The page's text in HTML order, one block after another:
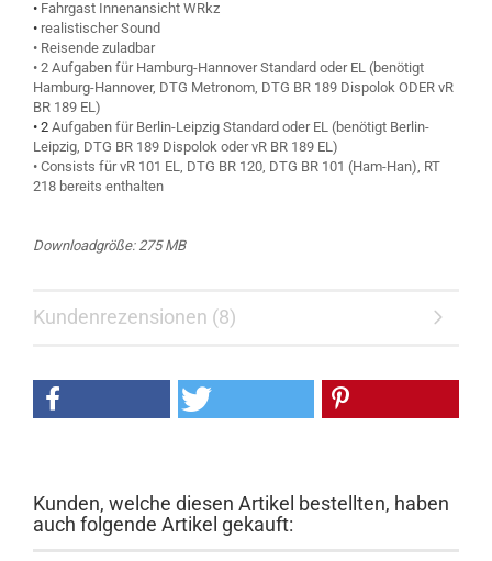
• Fahrgast Innenansicht WRkz
• realistischer Sound
• Reisende zuladbar
• 2 Aufgaben für Hamburg-Hannover Standard oder EL (benötigt
Hamburg-Hannover, DTG Metronom, DTG BR 189 Dispolok ODER vR
BR 189 EL)
• 2 Aufgaben für Berlin-Leipzig Standard oder EL (benötigt Berlin-
Leipzig, DTG BR 189 Dispolok oder vR BR 189 EL)
• Consists für vR 101 EL, DTG BR 120, DTG BR 101 (Ham-Han), RT
218 bereits enthalten
Downloadgröße: 275 MB
Kundenrezensionen (8)
Kunden, welche diesen Artikel bestellten, haben
auch folgende Artikel gekauft: